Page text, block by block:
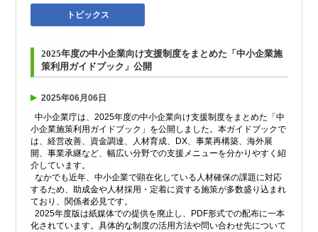
トピックス
2025年度の中小企業向け支援制度をまとめた「中小企業施
策利用ガイドブック」公開
2025年06月06日
中小企業庁は、2025年度の中小企業向け支援制度をまとめた「中
小企業施策利用ガイドブック」を公開しました。本ガイドブックで
は、経営改善、資金調達、人材育成、DX、事業再構築、海外展
開、事業承継など、幅広い分野での支援メニューを分かりやすく紹
介しています。
なかでも近年、中小企業で顕在化している人材確保の課題に対応
するため、助成金や人材採用・定着に資する施策が多数盛り込まれ
ており、関係者必見です。
2025年度版は紙媒体での提供を廃止し、PDF形式での配布に一本
化されています。具体的な制度の活用方法や問い合わせ先について